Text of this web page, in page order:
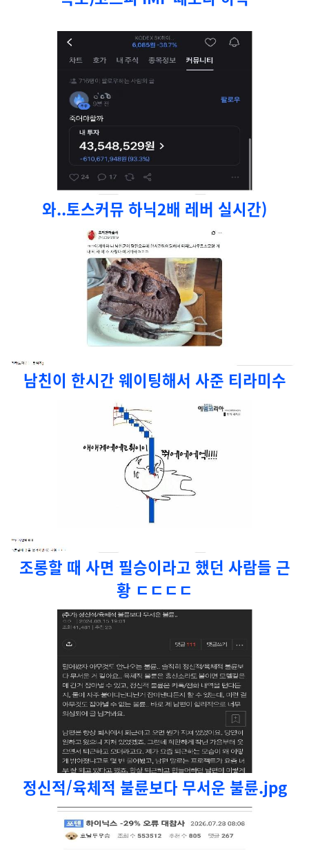
와..토스커뮤 하닉2배 레버 실시간)
남친이 한시간 웨이팅해서 사준 티라미수
조롱할 때 사면 필승이라고 했던 사람들 근
황 ㄷㄷㄷㄷ
정신적/육체적 불륜보다 무서운 불륜.jpg